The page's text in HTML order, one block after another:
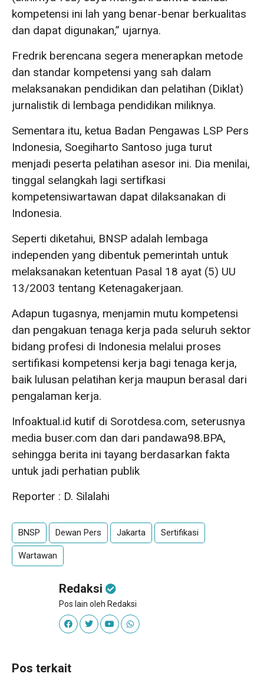
kompetensi ini lah yang benar-benar berkualitas
dan dapat digunakan,” ujarnya.
Fredrik berencana segera menerapkan metode
dan standar kompetensi yang sah dalam
melaksanakan pendidikan dan pelatihan (Diklat)
jurnalistik di lembaga pendidikan miliknya.
Sementara itu, ketua Badan Pengawas LSP Pers
Indonesia, Soegiharto Santoso juga turut
menjadi peserta pelatihan asesor ini. Dia menilai,
tinggal selangkah lagi sertifkasi
kompetensiwartawan dapat dilaksanakan di
Indonesia.
Seperti diketahui, BNSP adalah lembaga
independen yang dibentuk pemerintah untuk
melaksanakan ketentuan Pasal 18 ayat (5) UU
13/2003 tentang Ketenagakerjaan.
Adapun tugasnya, menjamin mutu kompetensi
dan pengakuan tenaga kerja pada seluruh sektor
bidang profesi di Indonesia melalui proses
sertifikasi kompetensi kerja bagi tenaga kerja,
baik lulusan pelatihan kerja maupun berasal dari
pengalaman kerja.
Infoaktual.id kutif di Sorotdesa.com, seterusnya
media buser.com dan dari pandawa98.BPA,
sehingga berita ini tayang berdasarkan fakta
untuk jadi perhatian publik
Reporter : D. Silalahi
BNSP Dewan Pers Jakarta Sertifikasi
Wartawan
Redaksi
Pos lain oleh Redaksi
Pos terkait